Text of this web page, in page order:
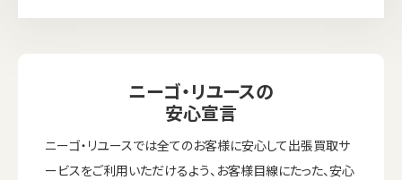
ニーゴ・リユースの
安心宣言
ニーゴ・リユースでは全てのお客様に安心して出張買取サ
ービスをご利用いただけるよう、お客様目線にたった、安心